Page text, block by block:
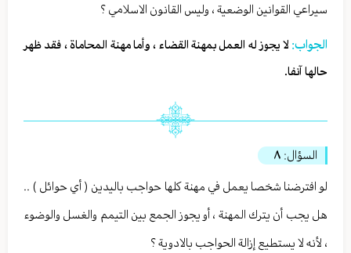
سيراعي القوانين الوضعية ، وليس القانون الاسلامي ؟
الجواب: لا يجوز له العمل بمهنة القضاء ، وأما مهنة المحاماة ، فقد ظهر
حالها آنفا.
السؤال: ٨
لو افترضنا شخصا يعمل في مهنة كلها حواجب باليدين ( أي حوائل ) ..
هل يجب أن يترك المهنة ، أو يجوز الجمع بين التيمم والغسل والوضوء
، لأنه لا يستطيع إزالة الحواجب بالادوية ؟